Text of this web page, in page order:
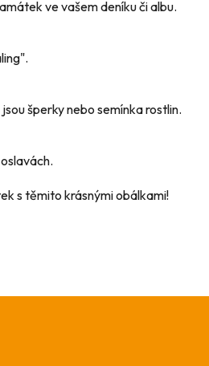
ve vašem deníku či albu.
šperky nebo semínka rostlin.
s těmito krásnými obálkami!